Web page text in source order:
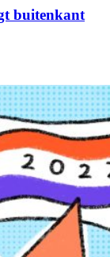
buitenkant